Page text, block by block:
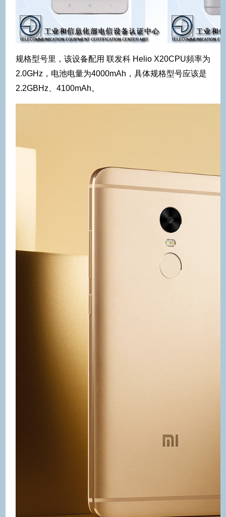
规格型号里，该设备配用 联发科 Helio X20CPU頻率为
2.0GHz，电池电量为4000mAh，具体规格型号应该是
2.2GBHz、4100mAh。